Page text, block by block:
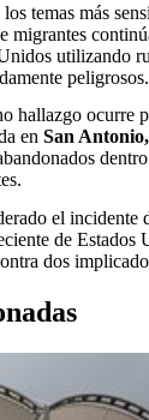
temas más
migrantes
utilizando
peligrosos.
hallazgo ocurre
en San
el incidente
de Estados
dos